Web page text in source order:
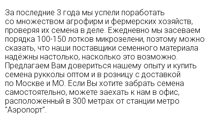
За последние 3 года мы успели поработать
со множеством агрофирм и фермерских хозяйств,
проверяя их семена в деле. Ежедневно мы засеваем
порядка 100-150 лотков микрозелени, поэтому можно
сказать, что наши поставщики семенного материала
надёжны настолько, насколько это возможно.
Предлагаем Вам довериться нашему опыту и купить
семена рукколы оптом и в розницу с доставкой
по Москве и МО. Если Вы хотите забрать семена
самостоятельно, можете заехать к нам в офис,
расположенный в 300 метрах от станции метро
"Аэропорт".